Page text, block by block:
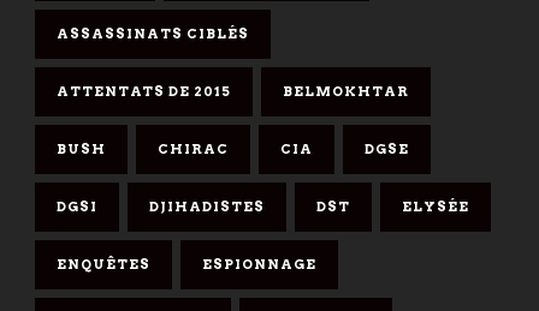
ASSASSINATS CIBLÉS
ATTENTATS DE 2015 BELMOKHTAR
BUSH CHIRAC CIA DGSE
DGSI DJIHADISTES DST ELYSÉE
ENQUÊTES ESPIONNAGE